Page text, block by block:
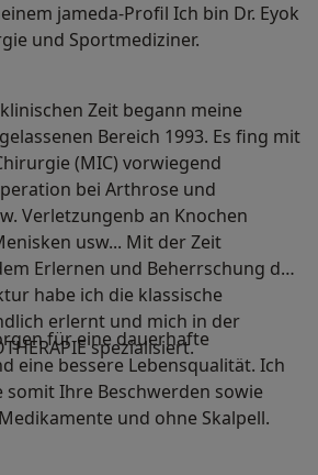
jameda-Profil Ich bin Dr. Eyok
und Sportmediziner.
Zeit begann meine
Bereich 1993. Es fing mit
(MIC) vorwiegend
bei Arthrose und
Verletzungenb an Knochen
usw... Mit der Zeit
Erlernen und Beherrschung der
habe ich die klassische
erlernt und mich in der
spezialisiert.
für eine dauerhafte
eine bessere Lebensqualität. Ich
somit Ihre Beschwerden sowie
und ohne Skalpell.